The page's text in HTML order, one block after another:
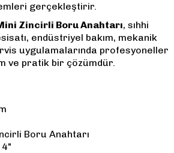
gerçekleştirir.
Zincirli Boru Anahtarı, sıhhi
endüstriyel bakım, mekanik
uygulamalarında profesyoneller
ve pratik bir çözümdür.
Boru Anahtarı
4"